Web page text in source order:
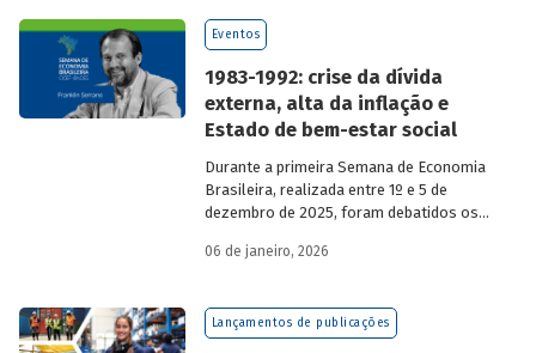
economistas renomados.
Eventos
1983-1992: crise da dívida
externa, alta da inflação e
Estado de bem-estar social
Durante a primeira Semana de Economia
Brasileira, realizada entre 1º e 5 de
dezembro de 2025, foram debatidos os
economia do país nos últimos 40 anos,
economistas renomados.
06 de janeiro, 2026
Lançamentos de publicações